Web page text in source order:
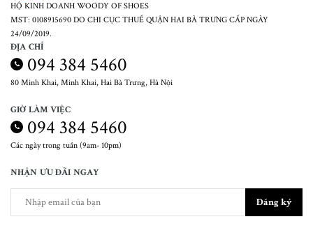
HỘ KINH DOANH WOODY OF SHOES
MST: 0108915690 DO CHI CỤC THUẾ QUẬN HAI BÀ TRƯNG CẤP NGÀY
24/09/2019.
ĐỊA CHỈ
094 384 5460
80 Minh Khai, Minh Khai, Hai Bà Trưng, Hà Nội
GIỜ LÀM VIỆC
094 384 5460
Các ngày trong tuần (9am- 10pm)
NHẬN ƯU ĐÃI NGAY
Đăng ký